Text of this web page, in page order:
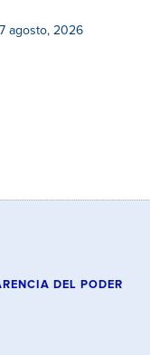
7 agosto, 2026
DEL PODER